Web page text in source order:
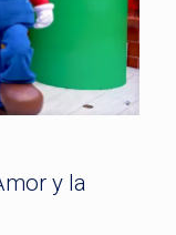
y la